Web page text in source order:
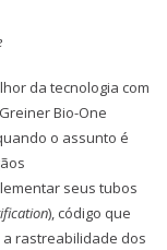
da tecnologia com
Bio-One
o assunto é
seus tubos
), código que
rastreabilidade dos